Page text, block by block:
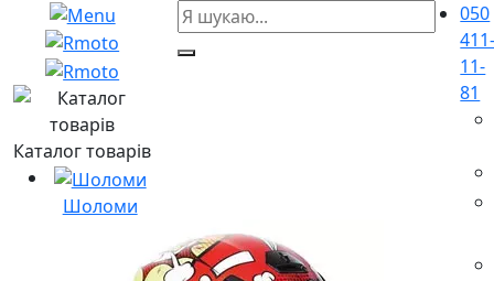
Каталог товарів
Шоломи
050
11-
81